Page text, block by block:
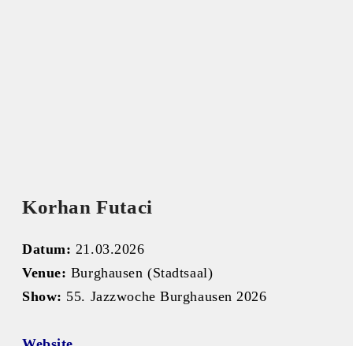
Korhan Futaci
Datum: 21.03.2026
Venue: Burghausen (Stadtsaal)
Show: 55. Jazzwoche Burghausen 2026